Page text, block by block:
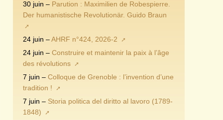
30 juin – Parution : Maximilien de Robespierre.
Der humanistische Revolutionär. Guido Braun
24 juin – AHRF n°424, 2026-2
24 juin – Construire et maintenir la paix à l’âge
des révolutions
7 juin – Colloque de Grenoble : l’invention d’une
tradition !
7 juin – Storia politica del diritto al lavoro (1789-
1848)